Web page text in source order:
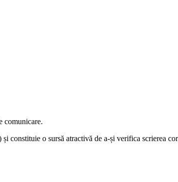
comunicare.
constituie o sursă atractivă de a-și verifica scrierea